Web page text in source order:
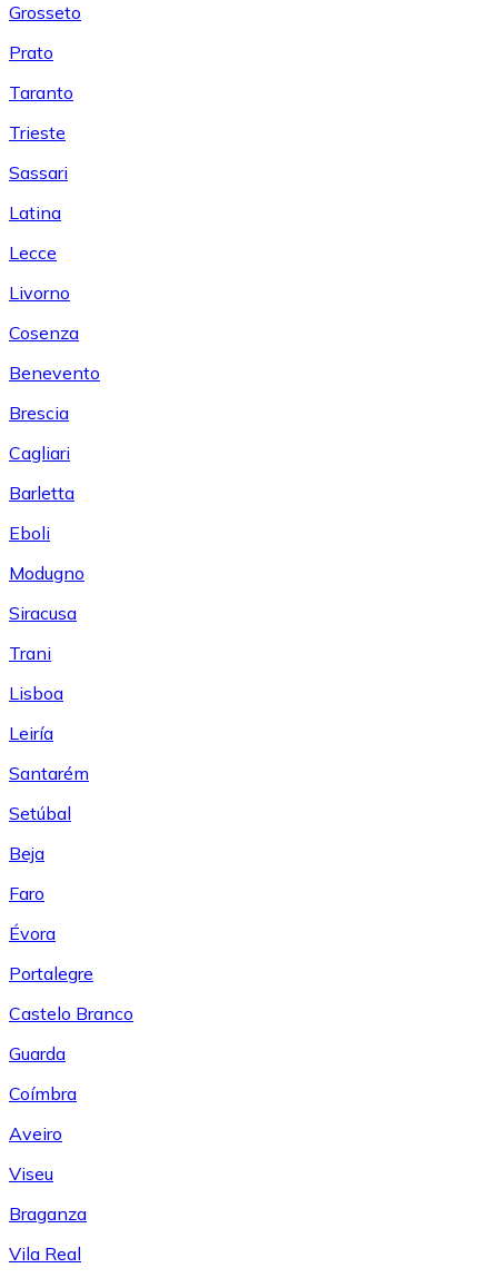
Grosseto
Prato
Taranto
Trieste
Sassari
Latina
Lecce
Livorno
Cosenza
Benevento
Brescia
Cagliari
Barletta
Eboli
Modugno
Siracusa
Trani
Lisboa
Leiría
Santarém
Setúbal
Beja
Faro
Évora
Portalegre
Castelo Branco
Guarda
Coímbra
Aveiro
Viseu
Braganza
Vila Real